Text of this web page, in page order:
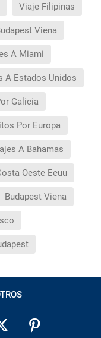
Viaje Filipinas
Viena
A Miami
A Estados Unidos
Galicia
Por Europa
A Bahamas
Oeste Eeuu
Budapest Viena